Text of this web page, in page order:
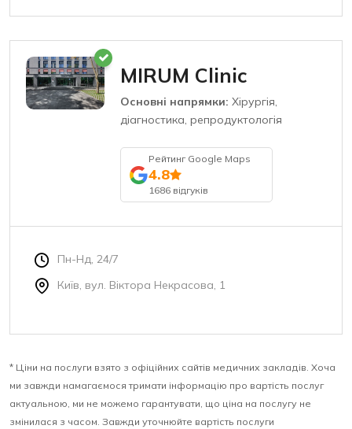
MIRUM Clinic
Основні напрямки: Хірургія,
діагностика, репродуктологія
Рейтинг Google Maps
4.8
1686 відгуків
Пн-Нд, 24/7
Київ, вул. Віктора Некрасова, 1
* Ціни на послуги взято з офіційних сайтів медичних закладів. Хоча
ми завжди намагаємося тримати інформацію про вартість послуг
актуальною, ми не можемо гарантувати, що ціна на послугу не
змінилася з часом. Завжди уточнюйте вартість послуги